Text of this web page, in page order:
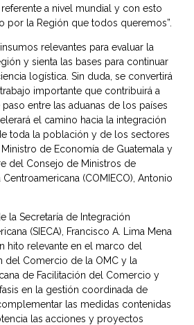
a nivel mundial y con esto
por la Región que todos queremos”.
relevantes para evaluar la
y sienta las bases para continuar
logística. Sin duda, se convertirá
importante que contribuirá a
entre las aduanas de los países
el camino hacia la integración
toda la población y de los sectores
de Economía de Guatemala y
del Consejo de Ministros de
(COMIECO), Antonio
la Secretaría de Integración
(SIECA), Francisco A. Lima Mena
hito relevante en el marco del
del Comercio de la OMC y la
de Facilitación del Comercio y
en la gestión coordinada de
las medidas contenidas
las acciones y proyectos